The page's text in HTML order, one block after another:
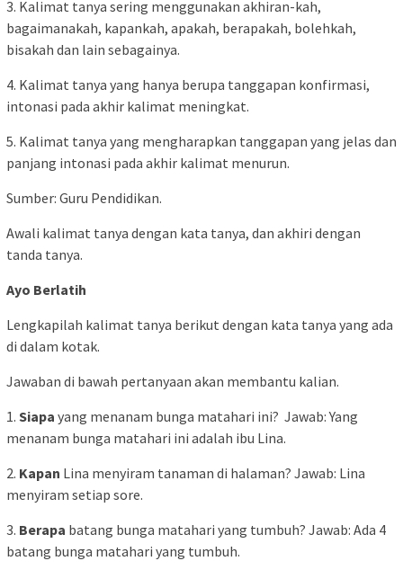
3. Kalimat tanya sering menggunakan akhiran-kah,
bagaimanakah, kapankah, apakah, berapakah, bolehkah,
bisakah dan lain sebagainya.
4. Kalimat tanya yang hanya berupa tanggapan konfirmasi,
intonasi pada akhir kalimat meningkat.
5. Kalimat tanya yang mengharapkan tanggapan yang jelas dan
panjang intonasi pada akhir kalimat menurun.
Sumber: Guru Pendidikan.
Awali kalimat tanya dengan kata tanya, dan akhiri dengan
tanda tanya.
Ayo Berlatih
Lengkapilah kalimat tanya berikut dengan kata tanya yang ada
di dalam kotak.
Jawaban di bawah pertanyaan akan membantu kalian.
1. Siapa yang menanam bunga matahari ini? Jawab: Yang
menanam bunga matahari ini adalah ibu Lina.
2. Kapan Lina menyiram tanaman di halaman? Jawab: Lina
menyiram setiap sore.
3. Berapa batang bunga matahari yang tumbuh? Jawab: Ada 4
batang bunga matahari yang tumbuh.